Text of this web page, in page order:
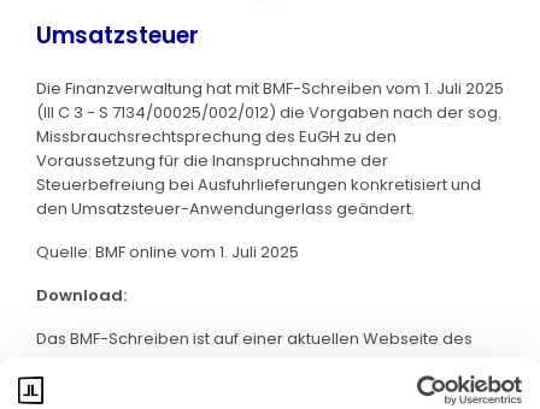
Umsatzsteuer
Die Finanzverwaltung hat mit BMF-Schreiben vom 1. Juli 2025
(III C 3 - S 7134/00025/002/012) die Vorgaben nach der sog.
Missbrauchsrechtsprechung des EuGH zu den
Voraussetzung für die Inanspruchnahme der
Steuerbefreiung bei Ausfuhrlieferungen konkretisiert und
den Umsatzsteuer-Anwendungerlass geändert.
Quelle: BMF online vom 1. Juli 2025
Download:
Das BMF-Schreiben ist auf einer aktuellen Webseite des